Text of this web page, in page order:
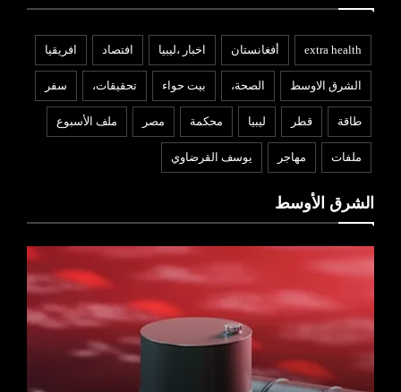
extra health أفغانستان اخبار ،ليبيا افتصاد افريقيا
الشرق الاوسط الصحة، بيت حواء تحقيقات، سفر
طاقة قطر ليبيا محكمة مصر ملف الأسبوع
ملفات مهاجر يوسف القرضاوي
الشرق الأوسط